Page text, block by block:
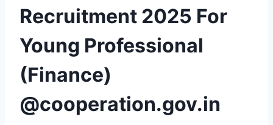
Recruitment 2025 For
Young Professional
(Finance)
@cooperation.gov.in